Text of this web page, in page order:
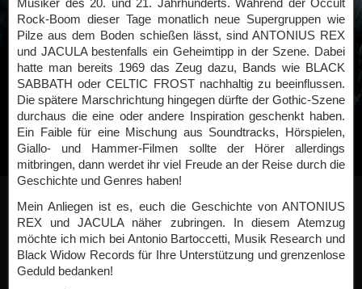
Musiker des 20. und 21. Jahrhunderts. Während der Occult
Rock-Boom dieser Tage monatlich neue Supergruppen wie
Pilze aus dem Boden schießen lässt, sind ANTONIUS REX
und JACULA bestenfalls ein Geheimtipp in der Szene. Dabei
hatte man bereits 1969 das Zeug dazu, Bands wie BLACK
SABBATH oder CELTIC FROST nachhaltig zu beeinflussen.
Die spätere Marschrichtung hingegen dürfte der Gothic-Szene
durchaus die eine oder andere Inspiration geschenkt haben.
Ein Faible für eine Mischung aus Soundtracks, Hörspielen,
Giallo- und Hammer-Filmen sollte der Hörer allerdings
mitbringen, dann werdet ihr viel Freude an der Reise durch die
Geschichte und Genres haben!
Mein Anliegen ist es, euch die Geschichte von ANTONIUS
REX und JACULA näher zubringen. In diesem Atemzug
möchte ich mich bei Antonio Bartoccetti, Musik Research und
Black Widow Records für Ihre Unterstützung und grenzenlose
Geduld bedanken!